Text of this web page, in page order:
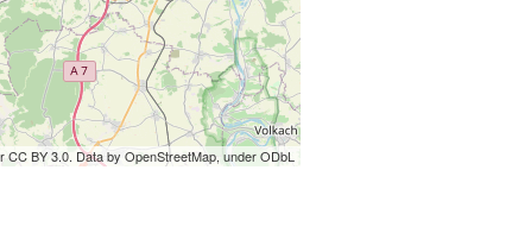
CC BY 3.0. Data by OpenStreetMap, under ODbL